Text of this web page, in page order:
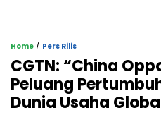
Home / Pers Rilis
CGTN: “China
Peluang
Dunia Usaha